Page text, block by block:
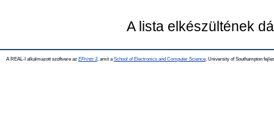
A lista elkészültének
A REAL-I alkalmazott szoftvere az EPrints 3, amit a School of Electronics and Computer Science , University of Southampton